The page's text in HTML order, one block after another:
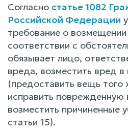
Согласно статье 1082
Российской Федерации
требование о
соответствии с
обязывает лицо,
вреда, возместить вред в
(предоставить вещь того
исправить поврежденную
возместить причиненные
статьи 15).